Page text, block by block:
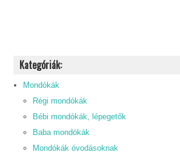
Kategóriák:
Mondókák
Régi mondókák
Bébi mondókák, lépegetők
Baba mondókák
Mondókák óvodásoknak